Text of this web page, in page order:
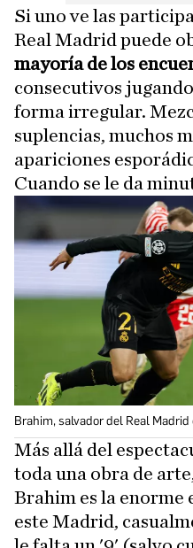
Si uno ve las
Real Madrid puede
mayoría de los
consecutivos
forma irregular.
suplencias, muchos
apariciones
Cuando se le da
Brahim, salvador del Real
Más allá del
toda una obra de
Brahim es la enorme
este Madrid,